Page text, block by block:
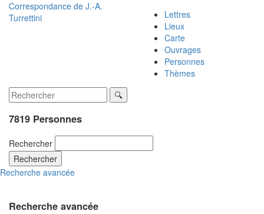
Correspondance de J.-A.
Turrettini
Lettres
Lieux
Carte
Ouvrages
Personnes
Thèmes
7819 Personnes
Rechercher
Rechercher
Recherche avancée
Recherche avancée